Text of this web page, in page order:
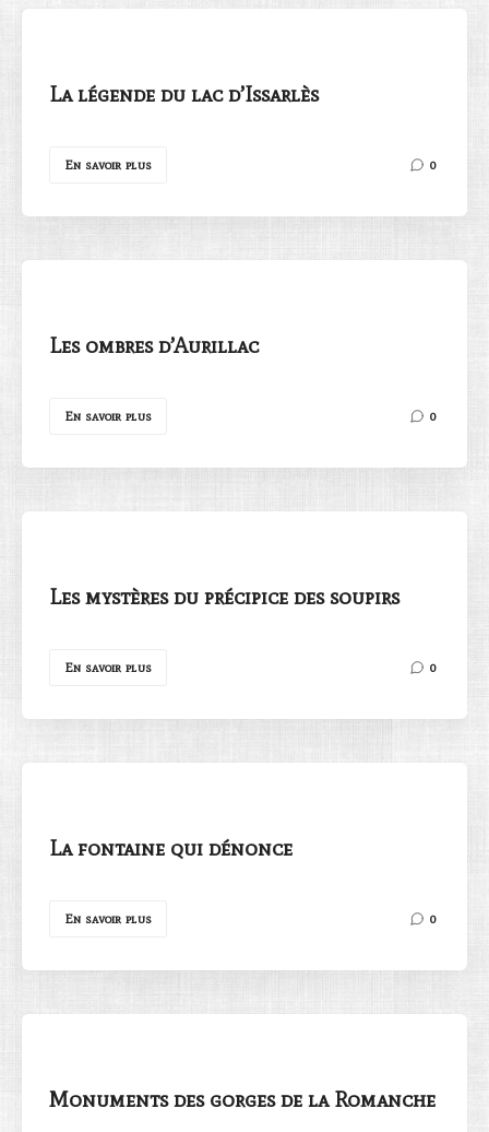
La légende du lac d’Issarlès
En savoir plus 0
Les ombres d’Aurillac
En savoir plus 0
Les mystères du précipice des soupirs
En savoir plus 0
La fontaine qui dénonce
En savoir plus 0
Monuments des gorges de la Romanche